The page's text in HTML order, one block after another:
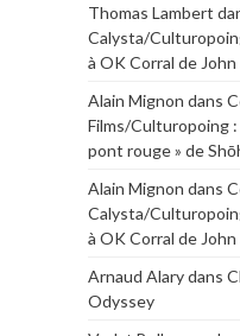
Thomas Lambert
Calysta/
à OK Corral de
Alain Mignon dans
Films/Culturopoing :
pont rouge » de
Alain Mignon dans
Calysta/
à OK Corral de
Arnaud Alarydans
Odyssey